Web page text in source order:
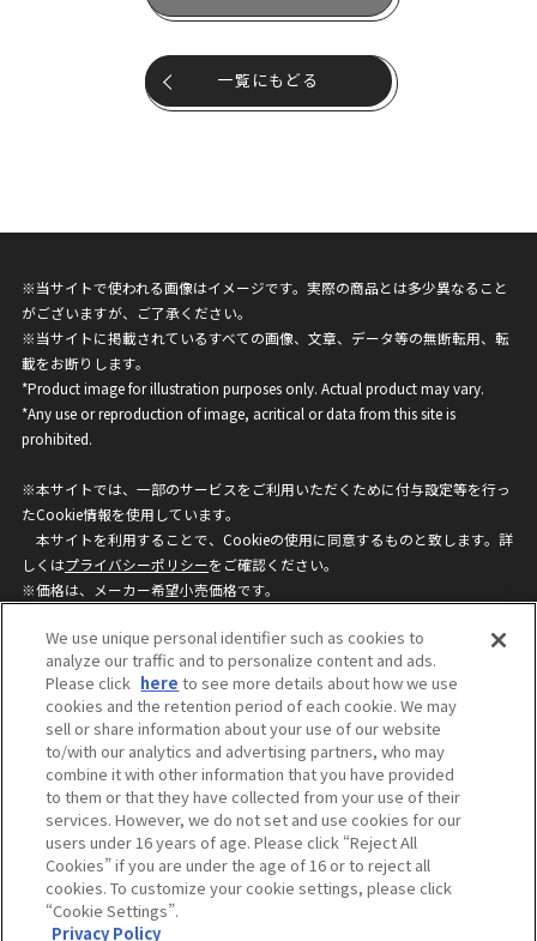
一覧にもどる
※当サイトで使われる画像はイメージです。実際の商品とは多少異なること
がございますが、ご了承ください。
※当サイトに掲載されているすべての画像、文章、データ等の無断転用、転
載をお断りします。
*Product image for illustration purposes only. Actual product may vary.
*Any use or reproduction of image, acritical or data from this site is
prohibited.
※本サイトでは、一部のサービスをご利用いただくために付与設定等を行っ
たCookie情報を使用しています。
本サイトを利用することで、Cookieの使用に同意するものと致します。詳
しくはプライバシーポリシーをご確認ください。
※価格は、メーカー希望小売価格です。
ざいますのでご了承ください。
privacypolicy
Do Not Sell or Share My
Personal Information
ウェブサイトご利用条件
ソーシャルメディアポリシー
個人情報保護方針
お問い合わせ
©BANDAI
We use unique personal identifier such as cookies to
analyze our traffic and to personalize content and ads.
Please click here to see more details about how we use
cookies and the retention period of each cookie. We may
sell or share information about your use of our website
to/with our analytics and advertising partners, who may
combine it with other information that you have provided
to them or that they have collected from your use of their
services. However, we do not set and use cookies for our
users under 16 years of age. Please click “Reject All
Cookies” if you are under the age of 16 or to reject all
cookies. To customize your cookie settings, please click
“Cookie Settings”.
Privacy Policy